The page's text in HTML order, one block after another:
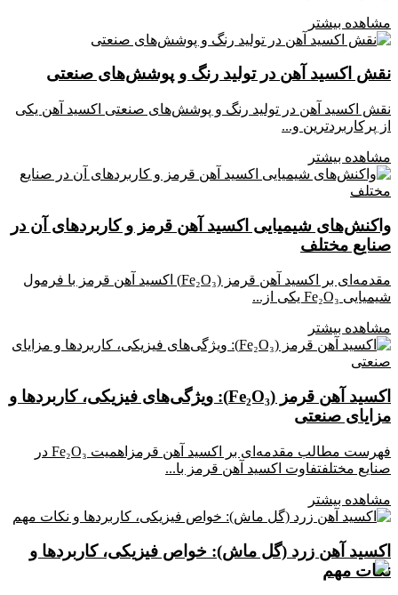
مشاهده بیشتر
نقش اکسید آهن در تولید رنگ و پوشش‌های صنعتی
نقش اکسید آهن در تولید رنگ و پوشش‌های صنعتی اکسید آهن یکی
از پرکاربردترین و...
مشاهده بیشتر
واکنش‌های شیمیایی اکسید آهن قرمز و کاربردهای آن در
صنایع مختلف
مقدمه‌ای بر اکسید آهن قرمز (Fe₂O₃) اکسید آهن قرمز با فرمول
شیمیایی Fe₂O₃ یکی از...
مشاهده بیشتر
اکسید آهن قرمز (Fe₂O₃): ویژگی‌های فیزیکی، کاربردها و
مزایای صنعتی
فهرست مطالب مقدمه‌ای بر اکسید آهن قرمزاهمیت Fe₂O₃ در
صنایع مختلفتفاوت اکسید آهن قرمز با...
مشاهده بیشتر
اکسید آهن زرد (گل ماش): خواص فیزیکی، کاربردها و
نکات مهم